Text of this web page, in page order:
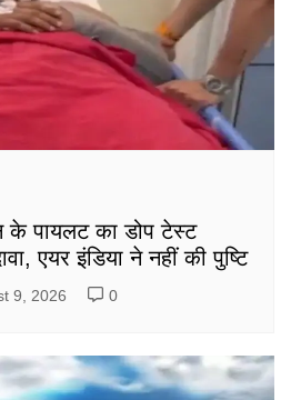
के पायलट का डोप टेस्ट
एयर इंडिया ने नहीं की पुष्टि
9, 2026 0